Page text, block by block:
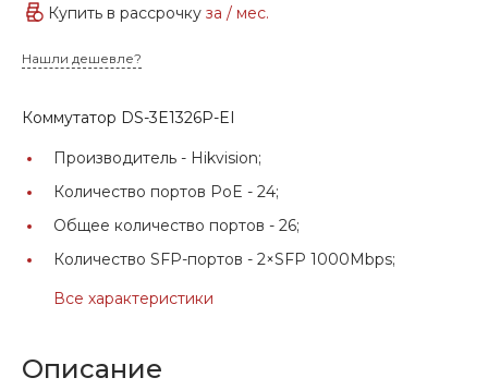
Купить в рассрочку за / мес.
Нашли дешевле?
Коммутатор DS-3E1326P-EI
Производитель - Hikvision;
Количество портов PoE - 24;
Общее количество портов - 26;
Количество SFP-портов - 2×SFP 1000Mbps;
Все характеристики
Описание